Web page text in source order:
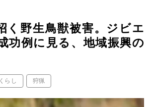
く野生鳥獣被害。ジビエ
功例に見る、地域振興の
らし 狩猟